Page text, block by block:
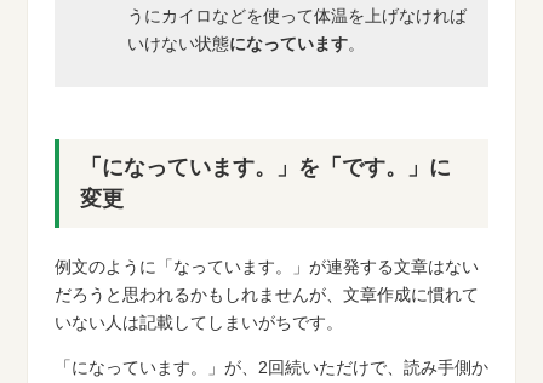
うにカイロなどを使って体温を上げなければ
いけない状態になっています。
「になっています。」を「です。」に
変更
例文のように「なっています。」が連発する文章はない
だろうと思われるかもしれませんが、文章作成に慣れて
いない人は記載してしまいがちです。
「になっています。」が、2回続いただけで、読み手側か